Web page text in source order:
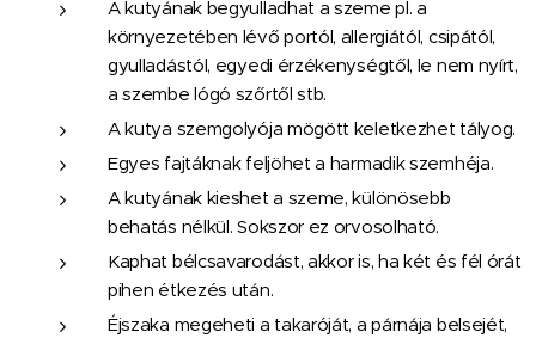
A kutyának begyulladhat a szeme pl. a
környezetében lévő portól, allergiától, csipától,
gyulladástól, egyedi érzékenységtől, le nem nyírt,
a szembe lógó szőrtől stb.
A kutya szemgolyója mögött keletkezhet tályog.
Egyes fajtáknak feljöhet a harmadik szemhéja.
A kutyának kieshet a szeme, különösebb
behatás nélkül. Sokszor ez orvosolható.
Kaphat bélcsavarodást, akkor is, ha két és fél órát
pihen étkezés után.
Éjszaka megeheti a takaróját, a párnája belsejét,